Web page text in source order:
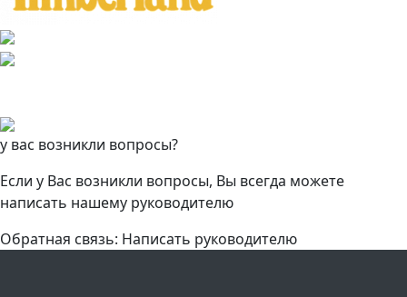
у вас возникли вопросы?
Если у Вас возникли вопросы, Вы всегда можете
написать нашему руководителю
Обратная связь: Написать руководителю